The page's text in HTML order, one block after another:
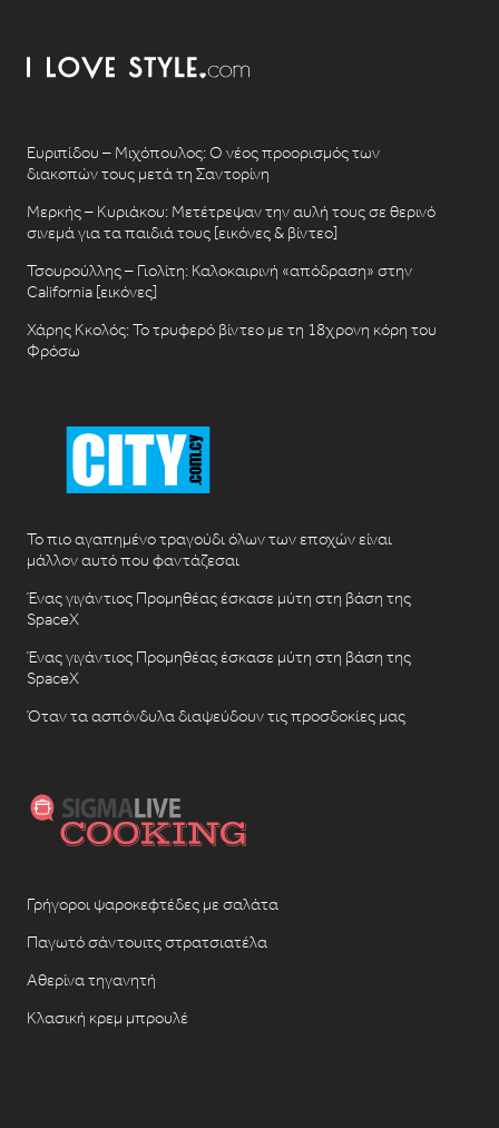
Ευριπίδου – Μιχόπουλος: Ο νέος προορισμός των
διακοπών τους μετά τη Σαντορίνη
Μερκής – Κυριάκου: Μετέτρεψαν την αυλή τους σε θερινό
σινεμά για τα παιδιά τους [εικόνες & βίντεο]
Τσουρούλλης – Γιολίτη: Καλοκαιρινή «απόδραση» στην
California [εικόνες]
Χάρης Κκολός: Το τρυφερό βίντεο με τη 18χρονη κόρη του
Φρόσω
Το πιο αγαπημένο τραγούδι όλων των εποχών είναι
μάλλον αυτό που φαντάζεσαι
Ένας γιγάντιος Προμηθέας έσκασε μύτη στη βάση της
SpaceX
Ένας γιγάντιος Προμηθέας έσκασε μύτη στη βάση της
SpaceX
Όταν τα ασπόνδυλα διαψεύδουν τις προσδοκίες μας
Γρήγοροι ψαροκεφτέδες με σαλάτα
Παγωτό σάντουιτς στρατσιατέλα
Αθερίνα τηγανητή
Κλασική κρεμ μπρουλέ